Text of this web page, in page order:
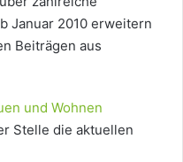
Januar 2010 erweitern
Beiträgen aus
und Wohnen
Stelle die aktuellen